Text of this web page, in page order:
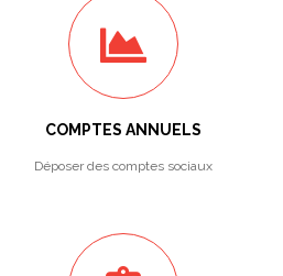
COMPTES ANNUELS
Déposer des comptes sociaux